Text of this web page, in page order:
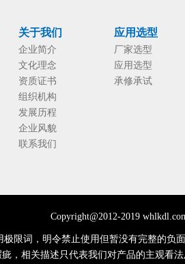
关于我们
企业简介
文化理念
资质证书
组织机构
发展历程
企业风貌
联系我们
应用选型
厂家选型
应用选型
承修承试
Copyright@2012-2019
限词，明令禁止使用但暂没有完整的
，相关描述只代表我们对产品的主观